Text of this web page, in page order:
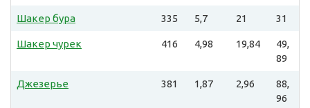
Шакер бура 335 5,7 21 31
Шакер чурек 416 4,98 19,84
49,
89
Джезерье 381 1,87 2,96
88,
96